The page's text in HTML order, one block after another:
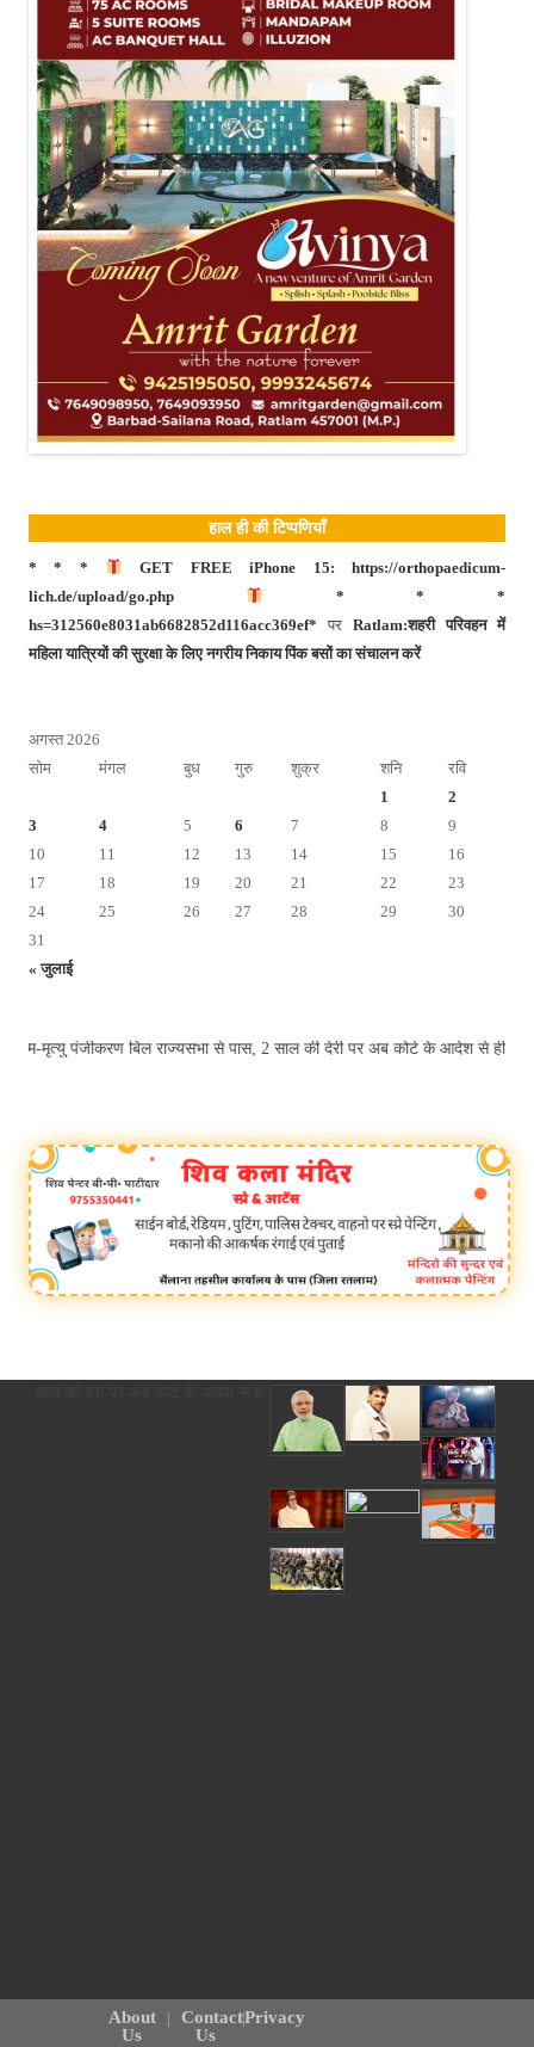
हाल ही की टिप्पणियाँ
* * *
GET FREE iPhone 15: https://orthopaedicum-
lich.de/upload/go.php
* * *
hs=312560e8031ab6682852d116acc369ef* पर Ratlam:शहरी परिवहन में
महिला यात्रियों की सुरक्षा के लिए नगरीय निकाय पिंक बसों का संचालन करें
अगस्त 2026
सोम
मंगल बुध गुरु शुक्र शनि रवि
« जुलाई
1
2
3
4 5 6 7 8
9
10
11 12 13 14 15
16
17
18 19 20 21 22
23
24
25 26 27 28 29
30
31
बिल राज्यसभा से पास, 2 साल की देरी पर अब कोर्ट के आदेश से ही होगा
पर अब कोर्ट के आदेश से ही होगा रजिस्ट्रेशन chief editor Uttam Sharma. mk
Privacy
Contact
Us
About
Us